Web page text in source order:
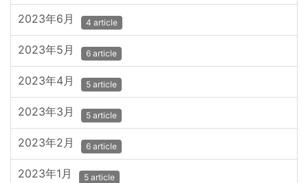
2023年6月 4 article
2023年5月 6 article
2023年4月 5 article
2023年3月 5 article
2023年2月 6 article
2023年1月 5 article